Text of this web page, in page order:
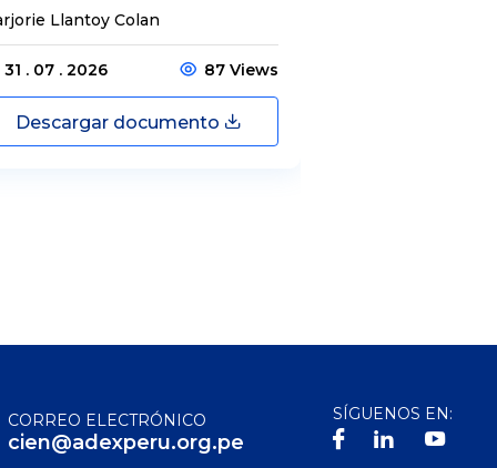
Llantoy Colan
31 . 07 . 2026 87 Views
Descargar documento
CORREO ELECTRÓNICO
cien@adexperu.org.pe
SÍGUENOS EN: